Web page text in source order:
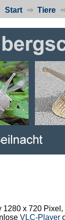
Start⇒ Tiere
1280 x 720
VLC-Player